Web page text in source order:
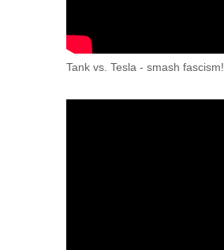
Tank vs. Tesla - smash fascism!